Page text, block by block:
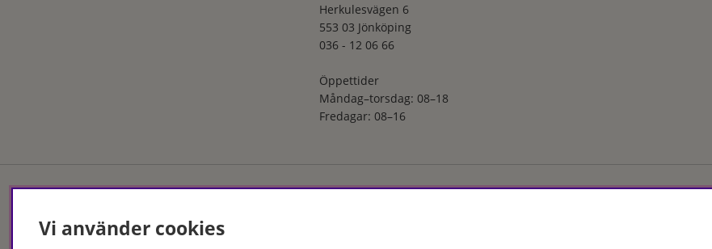
Herkulesvägen 6
553 03 Jönköping
036 - 12 06 66
Öppettider
Måndag–torsdag: 08–18
Fredagar: 08–16
Vi använder cookies